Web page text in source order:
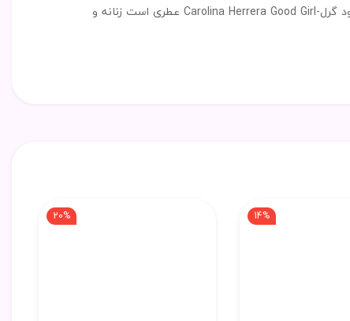
داد. این عطر کاملا مناسب برای خانمهای جوان است. اولین بار در سال ۲۰۱۶ به بازار عطر و ادکلن عرضه شد . عطر ادکلن کارولینا هررا گود گرل-Carolina Herrera Good Girl عطری است زنانه و
14%
20%